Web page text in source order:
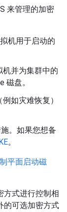
来管理的加密
机用于启动的
机并为集群中的
磁盘。
如灾难恢复）
。如果您想备
。
平面启动磁
方式进行控制相
的可选加密方式